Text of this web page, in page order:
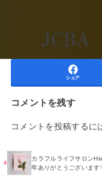
シェア
コメントを残す
コメントを投稿するに
カラフルライフサロン
年ありがとうございま